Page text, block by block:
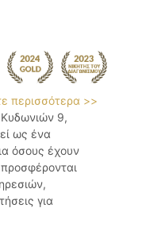
περισσότερα >>
Κυδωνιών 9,
ως ένα
όσους έχουν
για